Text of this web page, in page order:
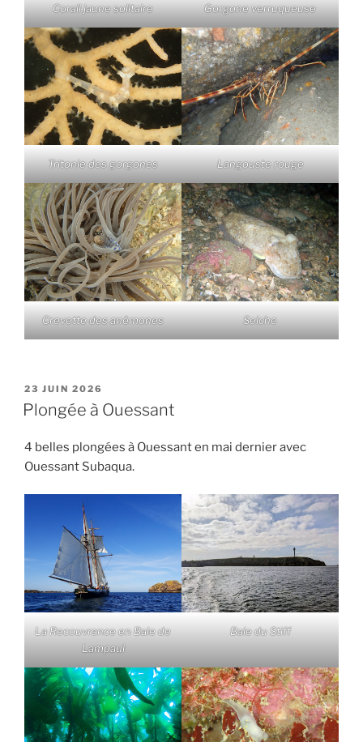
Corail jaune solitaire Gorgone verruqueuse
Tritonie des gorgones Langouste rouge
Crevette des anémones Seiche
PUBLIÉ
LE
23 JUIN 2026
Plongée à Ouessant
4 belles plongées à Ouessant en mai dernier avec
Ouessant Subaqua.
La Recouvrance en Baie de
Lampaul
Baie du Stiff